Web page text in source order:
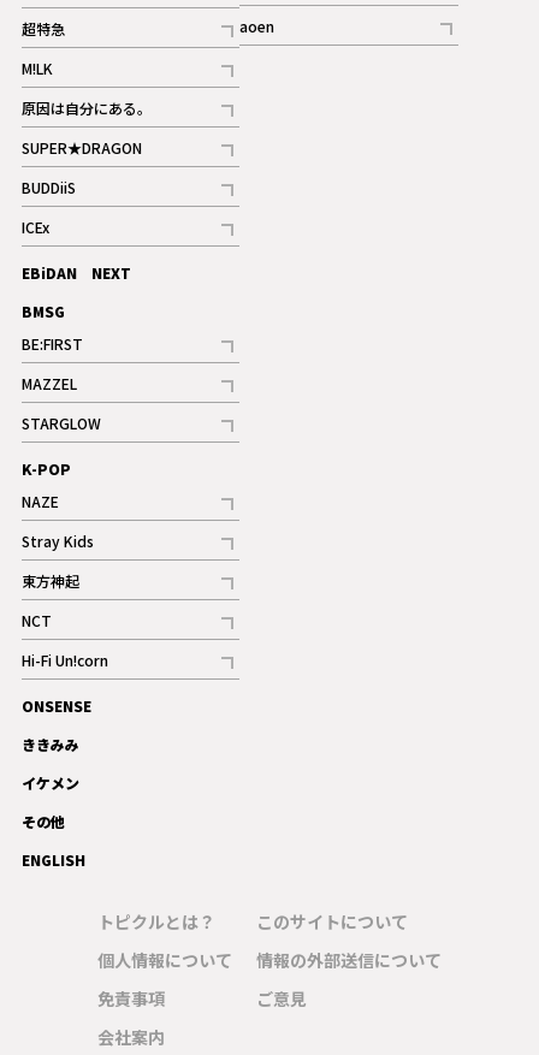
記事
超特急
記事
M!LK
記事
原因は自分にある。
記事
SUPER★DRAGON
記事
BUDDiiS
記事
ICEx
記事
EBiDAN NEXT
BMSG
BE:FIRST
記事
ギャラリー
MAZZEL
記事
ギャラリー
STARGLOW
記事
記事
aoen
記事
K-POP
NAZE
記事
Stray Kids
記事
東方神起
記事
NCT
記事
Hi-Fi Un!corn
記事
ギャラリー
ONSENSE
ききみみ
イケメン
その他
ENGLISH
トピクルとは？
個人情報について
免責事項
会社案内
このサイトについて
情報の外部送信について
ご意見